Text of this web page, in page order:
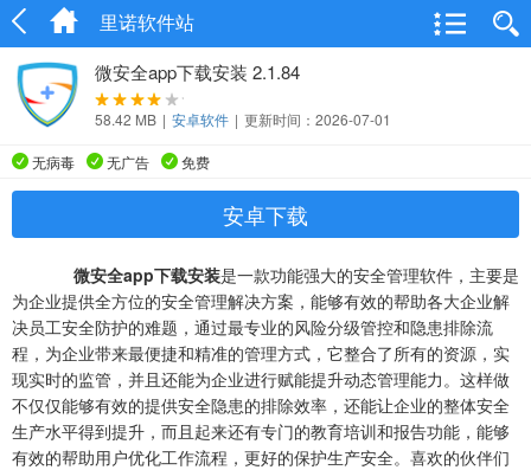
里诺软件站
微安全app下载安装 2.1.84
58.42 MB | 安卓软件 | 更新时间：2026-07-01
无病毒 无广告 免费
安卓下载
微安全app下载安装是一款功能强大的安全管理软件，主要是
为企业提供全方位的安全管理解决方案，能够有效的帮助各大企业解
决员工安全防护的难题，通过最专业的风险分级管控和隐患排除流
程，为企业带来最便捷和精准的管理方式，它整合了所有的资源，实
现实时的监管，并且还能为企业进行赋能提升动态管理能力。这样做
不仅仅能够有效的提供安全隐患的排除效率，还能让企业的整体安全
生产水平得到提升，而且起来还有专门的教育培训和报告功能，能够
有效的帮助用户优化工作流程，更好的保护生产安全。喜欢的伙伴们